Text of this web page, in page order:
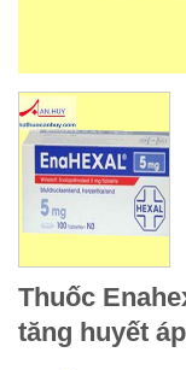
Thuốc
tăng huyết